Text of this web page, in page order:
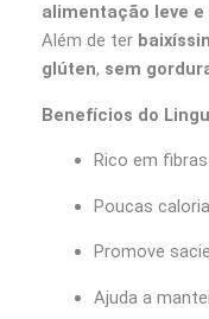
alimentação leve
Além de ter
glúten, sem
Benefícios do
Rico em fibras
Poucas
Promove
Ajuda a